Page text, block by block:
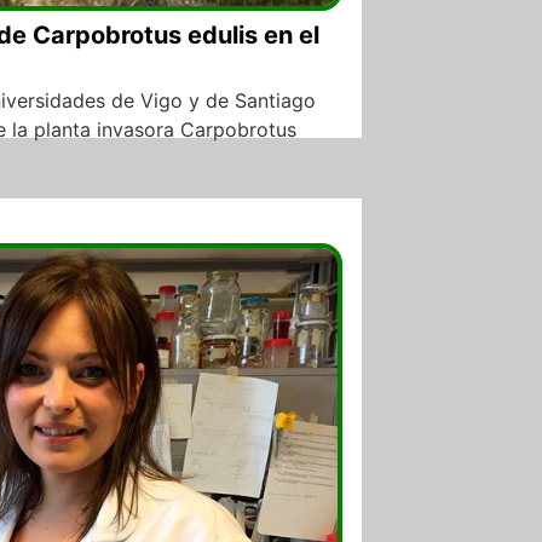
Carpobrotus edulis en el
de Vigo y de Santiago
la planta invasora Carpobrotus